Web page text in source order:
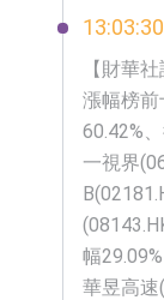
13:03:30
【財華
漲幅榜前
60.42%
一視界
幅
華昱高速